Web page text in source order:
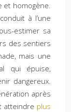
et homogène.
à l’une
estimer sa
des sentiers
mais une
qui épuise,
dangereux.
après
atteindre plus